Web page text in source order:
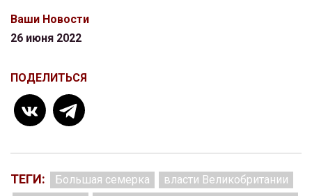
Ваши Новости
26 июня 2022
ПОДЕЛИТЬСЯ
ТЕГИ: Большая семерка
власти Великобритании